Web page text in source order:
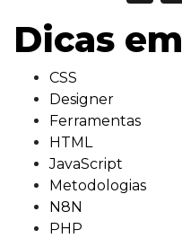
Dicas em
CSS
Designer
Ferramentas
HTML
JavaScript
Metodologias
N8N
PHP